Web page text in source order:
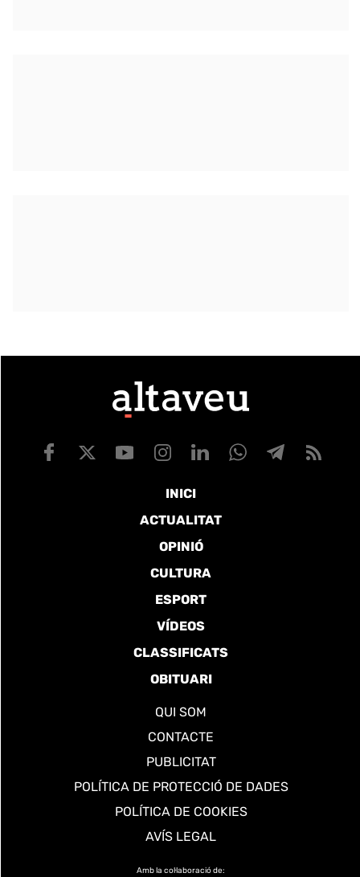
INICI
ACTUALITAT
OPINIÓ
CULTURA
ESPORT
VÍDEOS
CLASSIFICATS
OBITUARI
QUI SOM
CONTACTE
PUBLICITAT
POLÍTICA DE PROTECCIÓ DE DADES
POLÍTICA DE COOKIES
AVÍS LEGAL
Amb la col·laboració de: